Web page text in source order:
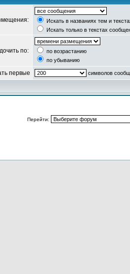
Искать в названиях тем и
Искать только в текстах
по:
по возрастанию
по убыванию
первые символов
Перейти: